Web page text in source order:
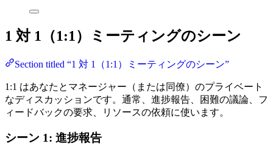
1 対 1（1:1）ミーティングのシーン
Section titled “1 対 1（1:1）ミーティングのシーン”
1:1 はあなたとマネージャー（または同僚）のプライベート
なディスカッションです。通常、進捗報告、困難の議論、フ
ィードバックの要求、リソースの依頼に使います。
シーン 1: 進捗報告